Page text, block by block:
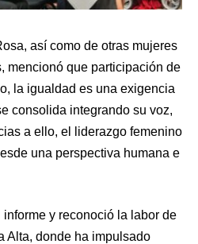
así como de otras mujeres
mencionó que participación de
la igualdad es una exigencia
consolida integrando su voz,
a ello, el liderazgo femenino
una perspectiva humana e
y reconoció la labor de
Alta, donde ha impulsado